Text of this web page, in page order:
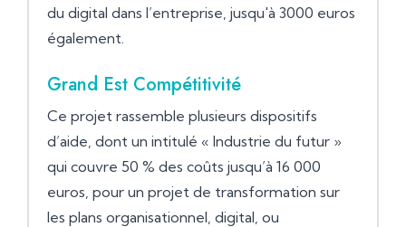
du digital dans l’entreprise, jusqu'à 3000 euros
également.
Grand Est Compétitivité
Ce projet rassemble plusieurs dispositifs
d’aide, dont un intitulé « Industrie du futur »
qui couvre 50 % des coûts jusqu’à 16 000
euros, pour un projet de transformation sur
les plans organisationnel, digital, ou